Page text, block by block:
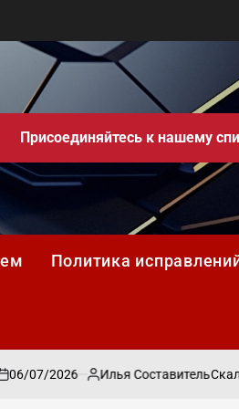
Присоединяйтесь к нашему
Политика
07/2026
Запись
Илья Составитель